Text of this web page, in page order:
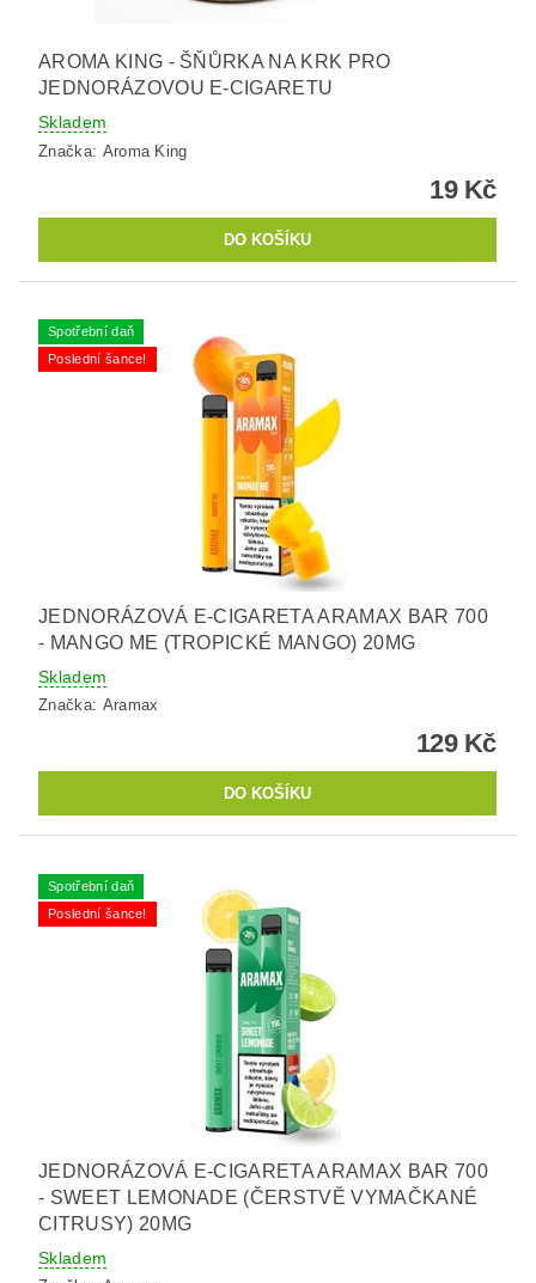
AROMA KING - ŠŇŮRKA NA KRK PRO
JEDNORÁZOVOU E-CIGARETU
Skladem
Značka: Aroma King
19 Kč
Spotřební daň
Poslední šance!
JEDNORÁZOVÁ E-CIGARETA ARAMAX BAR 700
- MANGO ME (TROPICKÉ MANGO) 20MG
Skladem
Značka: Aramax
129 Kč
Spotřební daň
Poslední šance!
JEDNORÁZOVÁ E-CIGARETA ARAMAX BAR 700
- SWEET LEMONADE (ČERSTVĚ VYMAČKANÉ
CITRUSY) 20MG
Skladem